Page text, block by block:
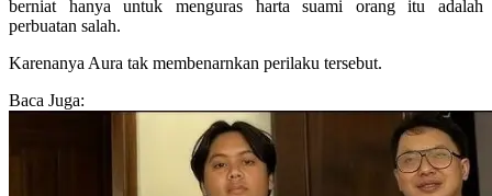
berniat hanya untuk menguras harta suami orang itu adalah
perbuatan salah.
Karenanya Aura tak membenarnkan perilaku tersebut.
Baca Juga: